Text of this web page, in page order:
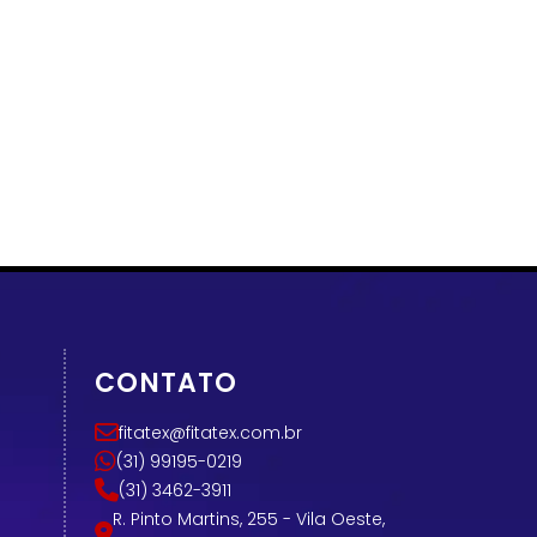
CONTATO
fitatex@fitatex.com.br
(31) 99195-0219
(31) 3462-3911
R. Pinto Martins, 255 - Vila Oeste,